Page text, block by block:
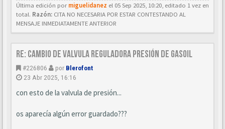
Última edición pormiguelidanez el 05 Sep 2025, 10:20, editado 1 vez en
total. Razón: CITA NO NECESARIA POR ESTAR CONTESTANDO AL
MENSAJE INMEDIATAMENTE ANTERIOR
Re: Cambio de valvula reguladora presión de gasoil
#226806 por Blerofont
23 Abr 2025, 16:16
con esto de la valvula de presión...
os aparecía algún error guardado???